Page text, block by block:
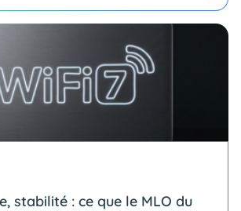
stabilité : ce que le MLO du